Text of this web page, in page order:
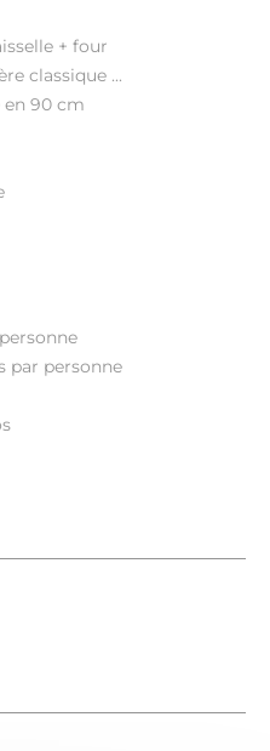
+ four
classique ...
en 90 cm
par personne